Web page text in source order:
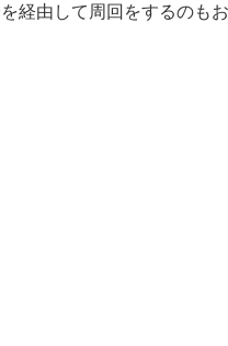
経由して周回をするのもお